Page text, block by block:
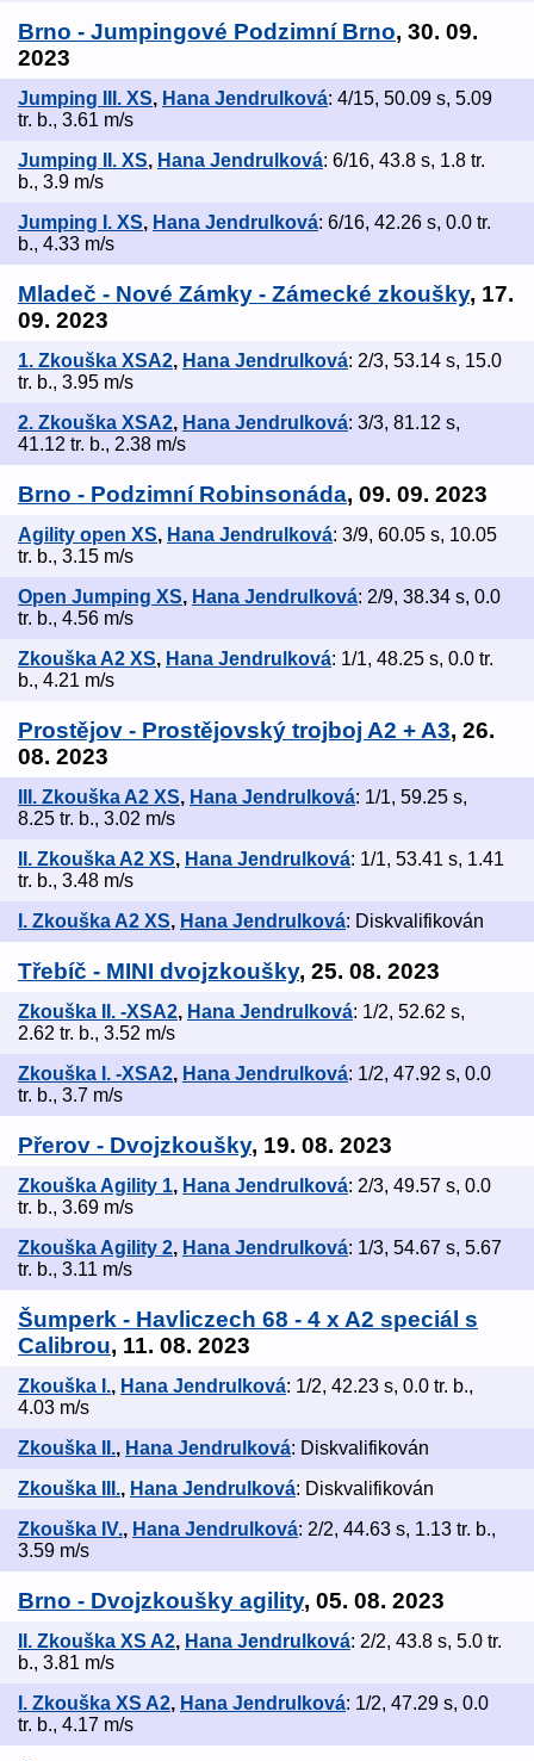
Brno - Jumpingové Podzimní Brno, 30. 09.
2023
Jumping III. XS, Hana Jendrulková: 4/15, 50.09 s, 5.09
tr. b., 3.61 m/s
Jumping II. XS, Hana Jendrulková: 6/16, 43.8 s, 1.8 tr.
b., 3.9 m/s
Jumping I. XS, Hana Jendrulková: 6/16, 42.26 s, 0.0 tr.
b., 4.33 m/s
Mladeč - Nové Zámky - Zámecké zkoušky, 17.
09. 2023
1. Zkouška XSA2, Hana Jendrulková: 2/3, 53.14 s, 15.0
tr. b., 3.95 m/s
2. Zkouška XSA2, Hana Jendrulková: 3/3, 81.12 s,
41.12 tr. b., 2.38 m/s
Brno - Podzimní Robinsonáda, 09. 09. 2023
Agility open XS, Hana Jendrulková: 3/9, 60.05 s, 10.05
tr. b., 3.15 m/s
Open Jumping XS, Hana Jendrulková: 2/9, 38.34 s, 0.0
tr. b., 4.56 m/s
Zkouška A2 XS, Hana Jendrulková: 1/1, 48.25 s, 0.0 tr.
b., 4.21 m/s
Prostějov - Prostějovský trojboj A2 + A3, 26.
08. 2023
III. Zkouška A2 XS, Hana Jendrulková: 1/1, 59.25 s,
8.25 tr. b., 3.02 m/s
II. Zkouška A2 XS, Hana Jendrulková: 1/1, 53.41 s, 1.41
tr. b., 3.48 m/s
I. Zkouška A2 XS, Hana Jendrulková: Diskvalifikován
Třebíč - MINI dvojzkoušky, 25. 08. 2023
Zkouška II. -XSA2, Hana Jendrulková: 1/2, 52.62 s,
2.62 tr. b., 3.52 m/s
Zkouška I. -XSA2, Hana Jendrulková: 1/2, 47.92 s, 0.0
tr. b., 3.7 m/s
Přerov - Dvojzkoušky, 19. 08. 2023
Zkouška Agility 1, Hana Jendrulková: 2/3, 49.57 s, 0.0
tr. b., 3.69 m/s
Zkouška Agility 2, Hana Jendrulková: 1/3, 54.67 s, 5.67
tr. b., 3.11 m/s
Šumperk - Havliczech 68 - 4 x A2 speciál s
Calibrou, 11. 08. 2023
Zkouška I., Hana Jendrulková: 1/2, 42.23 s, 0.0 tr. b.,
4.03 m/s
Zkouška II., Hana Jendrulková: Diskvalifikován
Zkouška III., Hana Jendrulková: Diskvalifikován
Zkouška IV., Hana Jendrulková: 2/2, 44.63 s, 1.13 tr. b.,
3.59 m/s
Brno - Dvojzkoušky agility, 05. 08. 2023
II. Zkouška XS A2, Hana Jendrulková: 2/2, 43.8 s, 5.0 tr.
b., 3.81 m/s
I. Zkouška XS A2, Hana Jendrulková: 1/2, 47.29 s, 0.0
tr. b., 4.17 m/s